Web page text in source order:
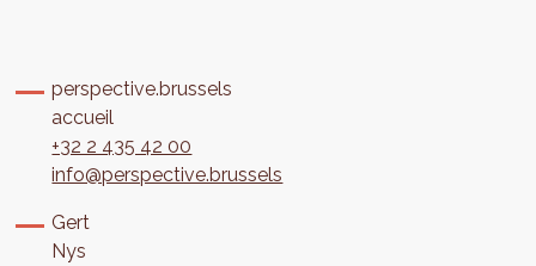
perspective.brussels
accueil
+32 2 435 42 00
info@perspective.brussels
Gert
Nys